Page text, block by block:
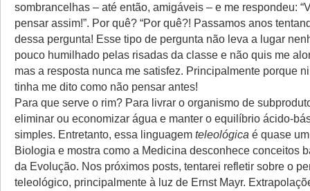
sombrancelhas – até então, amigáveis – e me respondeu:
pensar assim!”. Por quê? “Por quê?! Passamos anos
dessa pergunta! Esse tipo de pergunta não leva a lugar
pouco humilhado pelas risadas da classe e não quis me
mas a resposta nunca me satisfez. Principalmente porque
tinha me dito como não pensar antes!
Para que serve o rim? Para livrar o organismo de
eliminar ou economizar água e manter o equilíbrio ácido-
simples. Entretanto, essa linguagem teleológica é quase
Biologia e mostra como a Medicina desconhece conceitos
da Evolução. Nos próximos posts, tentarei refletir sobre o
teleológico, principalmente à luz de Ernst Mayr.